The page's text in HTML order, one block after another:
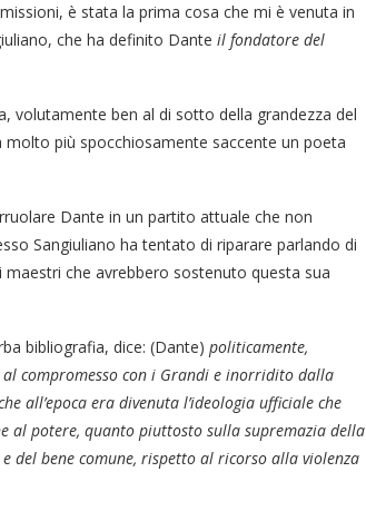
è stata la prima cosa che mi è venuta in
che ha definito Dante il fondatore del
volutamente ben al di sotto della grandezza del
più spocchiosamente saccente un poeta
Dante in un partito attuale che non
Sangiuliano ha tentato di riparare parlando di
che avrebbero sostenuto questa sua
bibliografia, dice: (Dante) politicamente,
compromesso con i Grandi e inorridito dalla
all’epoca era divenuta l’ideologia ufficiale che
al potere, quanto piuttosto sulla supremazia della
del bene comune, rispetto al ricorso alla violenza